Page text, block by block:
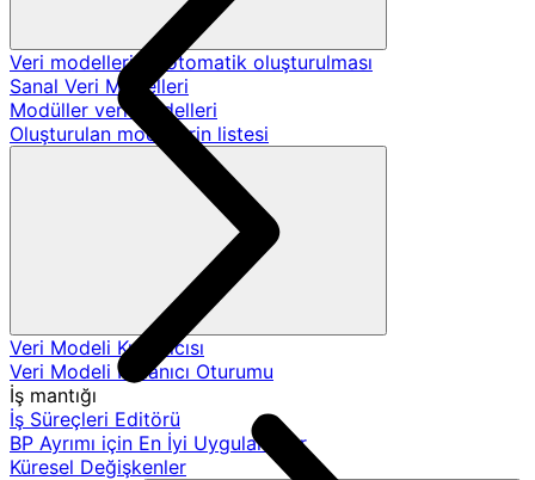
Veri modellerinin otomatik oluşturulması
Sanal Veri Modelleri
Modüller veri modelleri
Oluşturulan modellerin listesi
Veri Modeli Kullanıcısı
Veri Modeli Kullanıcı Oturumu
İş mantığı
İş Süreçleri Editörü
BP Ayrımı için En İyi Uygulamalar
Küresel Değişkenler